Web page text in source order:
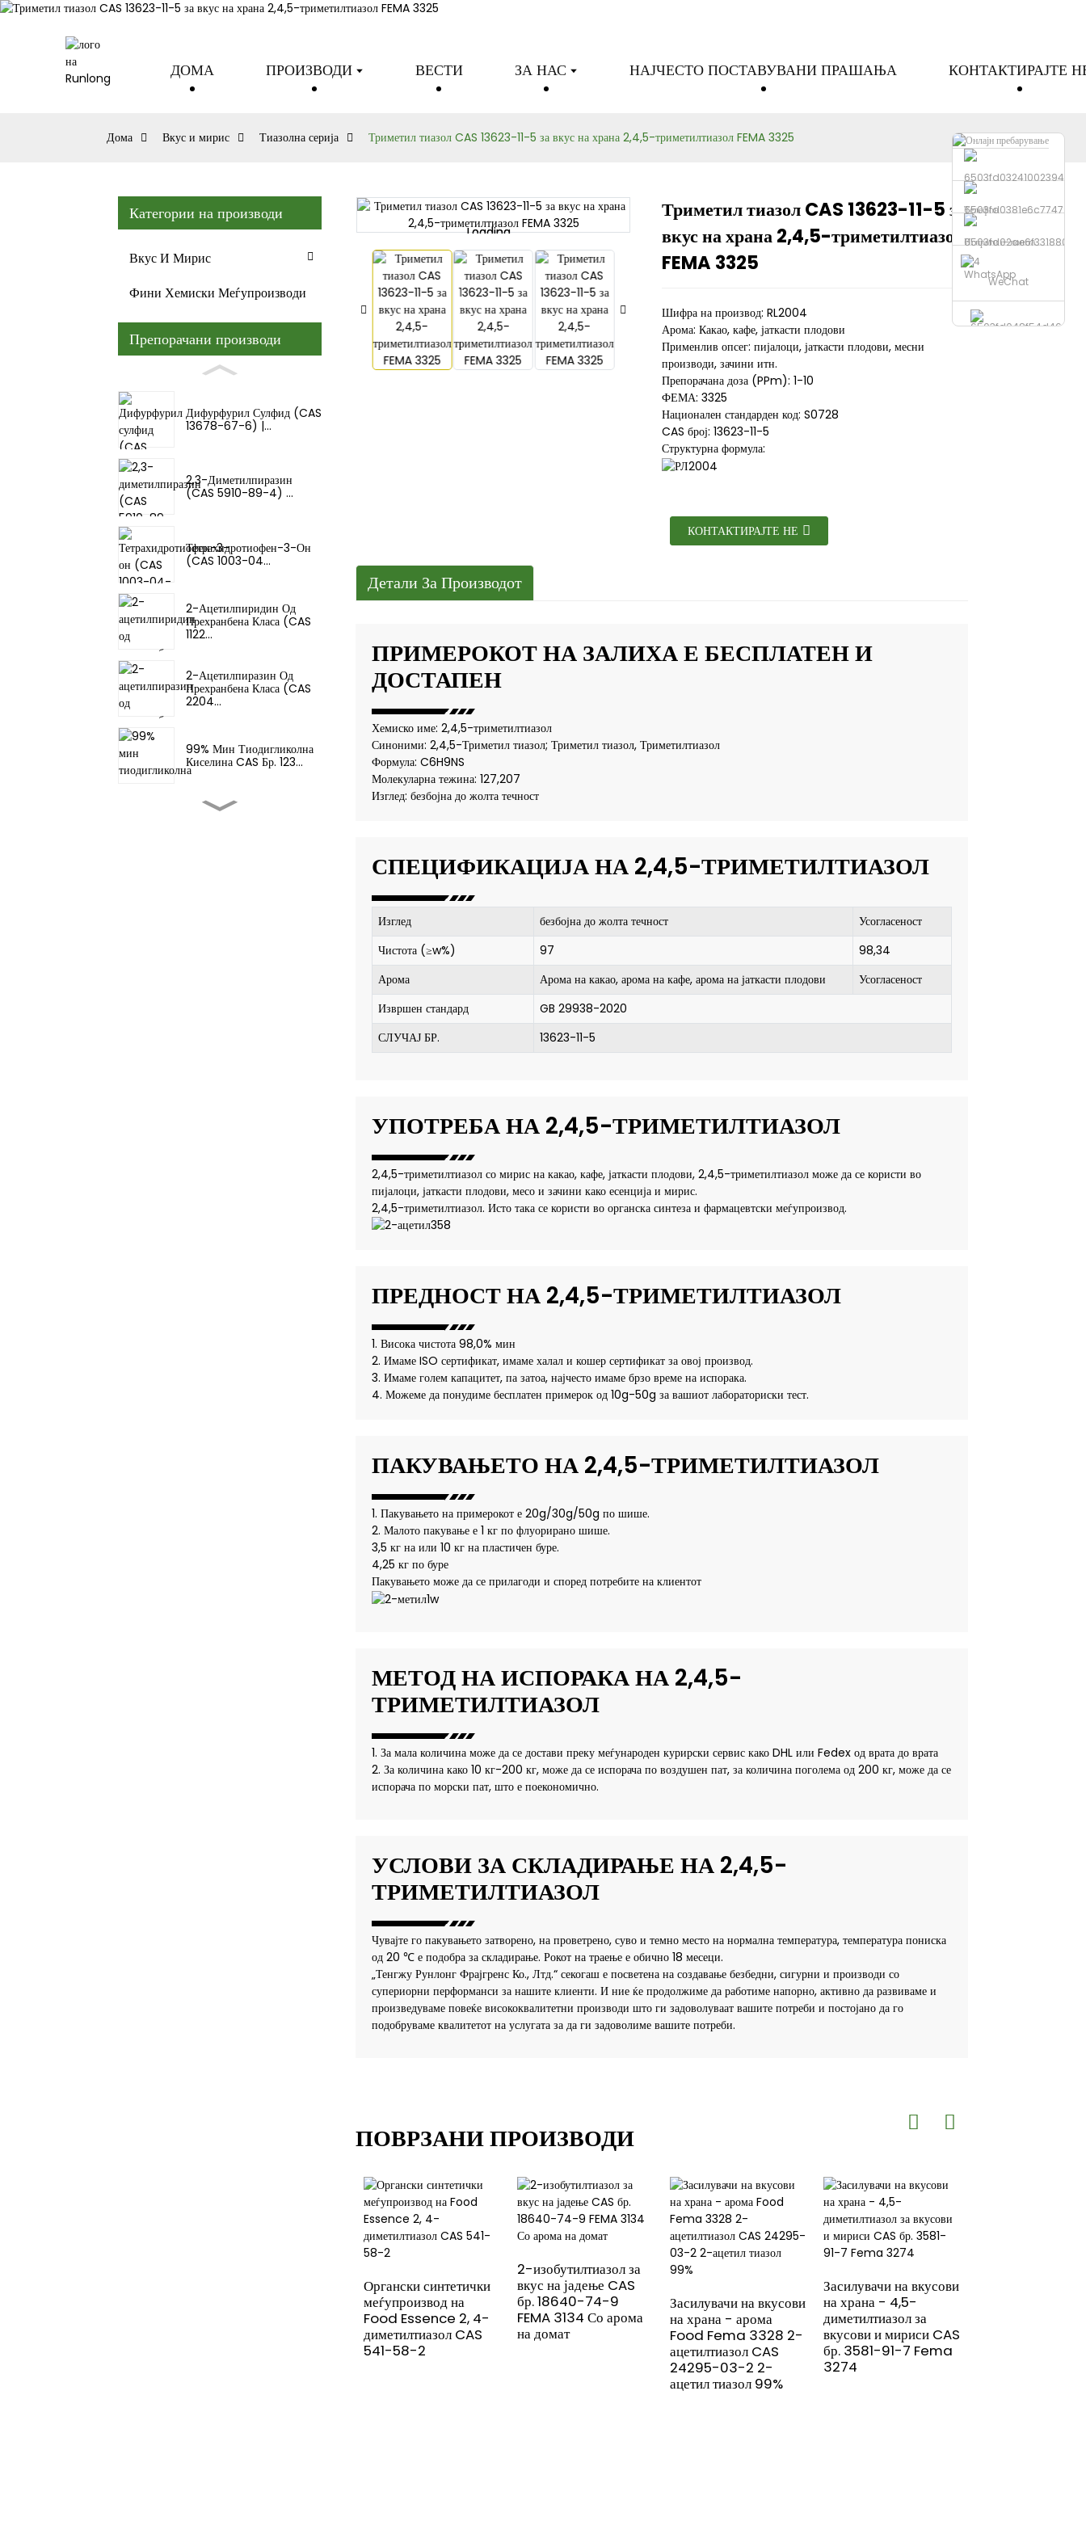
ДОМА ПРОИЗВОДИ ВЕСТИ ЗА НАС НАЈЧЕСТО ПОСТАВУВАНИ ПРАШАЊА КОНТАКТИРАЈТЕ
Телефон
Испрати е-пошта
WhatsApp
WeChat
Тиазолна серија
Дома Вкус и мирис Тиазолна серија Триметил тиазол CAS 13623-11-5 за вкус на храна 2,4,5-триметилтиазол FEMA 3325
Категории на производи
Вкус И Мирис
Фини Хемиски Меѓупроизводи
Препорачани производи
Дифурфурил Сулфид (CAS
13678-67-6) |...
2,3-Диметилпиразин
(CAS 5910-89-4) ...
Тетрахидротиофен-3-Он
(CAS 1003-04...
2-Ацетилпиридин Од
Прехранбена Класа (CAS
1122...
2-Ацетилпиразин Од
Прехранбена Класа (CAS
2204...
99% Мин Тиодигликолна
Киселина CAS Бр. 123...
Вкусови И Мириси -
Loading...
Loading... Loading...
Loading... Loading...
Loading...
Триметил тиазол CAS 13623-11-5 за
вкус на храна 2,4,5-триметилтиазол
FEMA 3325
Шифра на производ: RL2004
Арома: Какао, кафе, јаткасти плодови
Применлив опсег: пијалоци, јаткасти плодови, месни
производи, зачини итн.
Препорачана доза (PPm): 1-10
ФЕМА: 3325
Национален стандарден код: S0728
CAS број: 13623-11-5
Структурна формула:
КОНТАКТИРАЈТЕ НЕ
Детали За Производот
ПРИМЕРОКОТ НА ЗАЛИХА Е БЕСПЛАТЕН И
ДОСТАПЕН
Хемиско име: 2,4,5-триметилтиазол
Синоними: 2,4,5-Триметил тиазол; Триметил тиазол, Триметилтиазол
Формула: C6H9NS
Молекуларна тежина: 127,207
Изглед: безбојна до жолта течност
СПЕЦИФИКАЦИЈА НА 2,4,5-ТРИМЕТИЛТИАЗОЛ
Изглед безбојна до жолта течност
Усогласеност
Чистота (≥w%)
97
98,34
Арома
Арома на какао, арома на кафе, арома на јаткасти плодови
Усогласеност
Извршен стандард
GB 29938-2020
СЛУЧАЈ БР.
13623-11-5
УПОТРЕБА НА 2,4,5-ТРИМЕТИЛТИАЗОЛ
2,4,5-триметилтиазол со мирис на какао, кафе, јаткасти плодови, 2,4,5-триметилтиазол може да се користи во
пијалоци, јаткасти плодови, месо и зачини како есенција и мирис.
2,4,5-триметилтиазол. Исто така се користи во органска синтеза и фармацевтски меѓупроизвод.
ПРЕДНОСТ НА 2,4,5-ТРИМЕТИЛТИАЗОЛ
1. Висока чистота 98,0% мин
2. Имаме ISO сертификат, имаме халал и кошер сертификат за овој производ.
3. Имаме голем капацитет, па затоа, најчесто имаме брзо време на испорака.
4. Можеме да понудиме бесплатен примерок од 10g-50g за вашиот лабораториски тест.
ПАКУВАЊЕТО НА 2,4,5-ТРИМЕТИЛТИАЗОЛ
1. Пакувањето на примерокот е 20g/30g/50g по шише.
2. Малото пакување е 1 кг по флуорирано шише.
3,5 кг на или 10 кг на пластичен буре.
4,25 кг по буре
Пакувањето може да се прилагоди и според потребите на клиентот
МЕТОД НА ИСПОРАКА НА 2,4,5-
ТРИМЕТИЛТИАЗОЛ
1. За мала количина може да се достави преку меѓународен курирски сервис како DHL или Fedex од врата до врата
2. За количина како 10 кг-200 кг, може да се испорача по воздушен пат, за количина поголема од 200 кг, може да се
испорача по морски пат, што е поекономично.
УСЛОВИ ЗА СКЛАДИРАЊЕ НА 2,4,5-
ТРИМЕТИЛТИАЗОЛ
Чувајте го пакувањето затворено, на проветрено, суво и темно место на нормална температура, температура пониска
од 20 ℃ е подобра за складирање. Рокот на траење е обично 18 месеци.
„Тенгжу Рунлонг Фрајгренс Ко., Лтд.“ секогаш е посветена на создавање безбедни, сигурни и производи со
супериорни перформанси за нашите клиенти. И ние ќе продолжиме да работиме напорно, активно да развиваме и
произведуваме повеќе висококвалитетни производи што ги задоволуваат вашите потреби и постојано да го
подобруваме квалитетот на услугата за да ги задоволиме вашите потреби.
ПОВРЗАНИ ПРОИЗВОДИ
Органски синтетички
меѓупроизвод на
Food Essence 2, 4-
диметилтиазол CAS
541-58-2
2-изобутилтиазол за
вкус на јадење CAS
бр. 18640-74-9
FEMA 3134 Со арома
на домат
Засилувачи на вкусови
на храна - арома
Food Fema 3328 2-
ацетилтиазол CAS
24295-03-2 2-
ацетил тиазол 99%
Засилувачи на вкусови
на храна - 4,5-
диметилтиазол за
вкусови и мириси CAS
бр. 3581-91-7 Fema
3274